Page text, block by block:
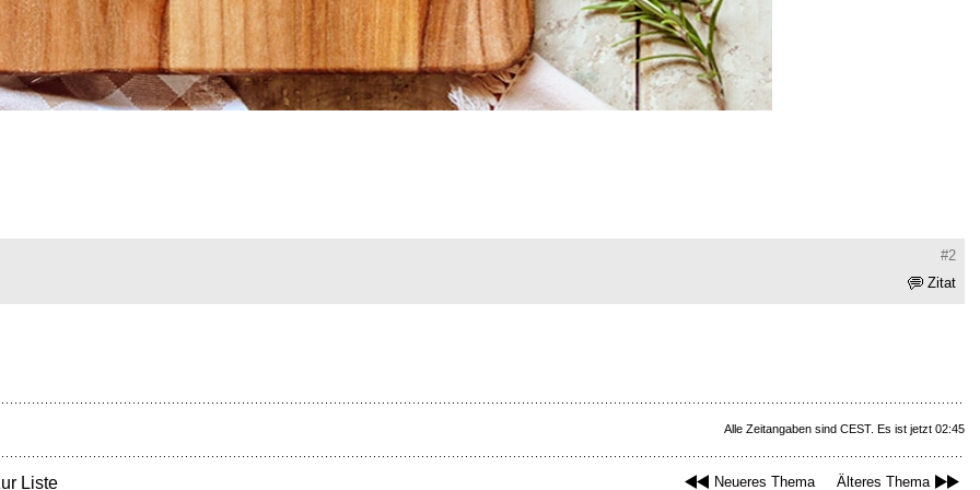
#2
Zitat
Alle Zeitangaben sind CEST. Es ist jetzt 02:45
Neueres Thema Älteres Thema
Liste